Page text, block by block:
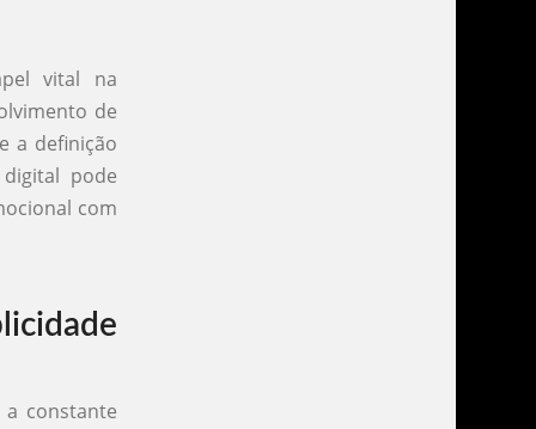
vital na
de
a definição
pode
com
constante